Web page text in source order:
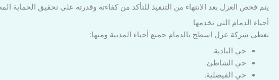
يتم فحص العزل بعد الانتهاء من التنفيذ للتأكد من كفاءته وقدرته على تحقيق الحماية
أحياء الدمام التي نخدمها
تغطي شركة عزل اسطح بالدمام جميع أحياء المدينة ومنها:
حي البادية.
حي الشاطئ.
حي الفيصلية.